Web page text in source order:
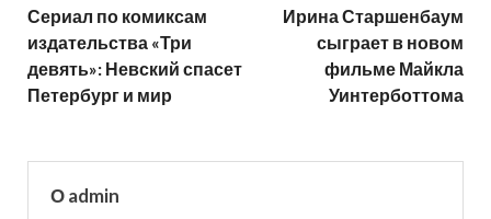
Сериал по комиксам
издательства «Три
девять»: Невский спасет
Петербург и мир
Ирина Старшенбаум
сыграет в новом
фильме Майкла
Уинтерботтома
О admin